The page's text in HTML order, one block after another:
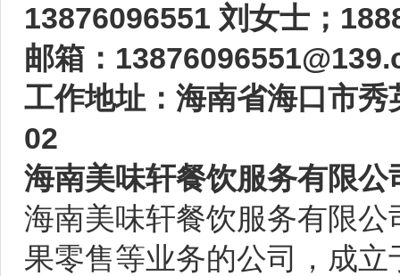
13876096551 刘女士；
邮箱：
工作地址：海南省海口市
02
海南美味轩餐饮服务有限公
海南美味轩餐饮服务有限
果零售等业务的公司，成